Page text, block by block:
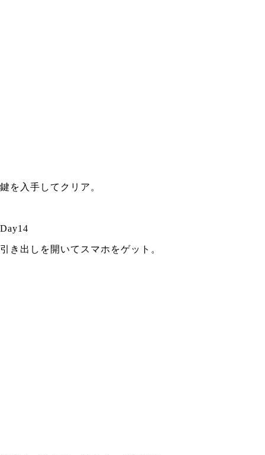
鍵を入手してクリア。
Day14
引き出しを開いてスマホをゲット。